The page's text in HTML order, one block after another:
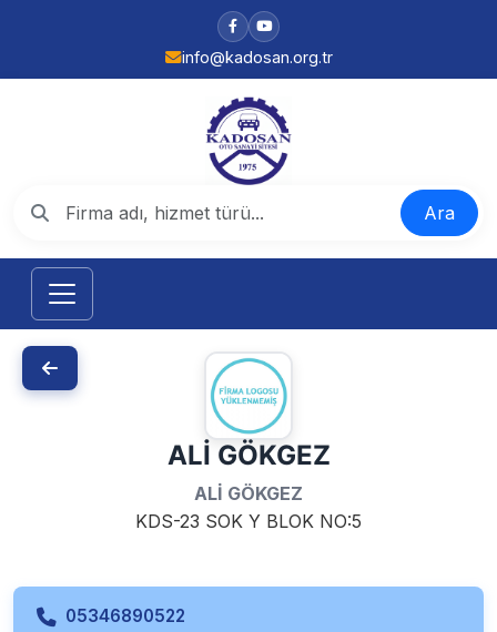
info@kadosan.org.tr
Ara
ALİ GÖKGEZ
ALİ GÖKGEZ
KDS-23 SOK Y BLOK NO:5
05346890522